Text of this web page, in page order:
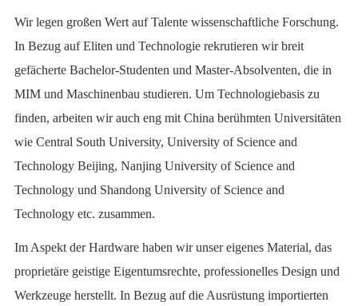
Wir legen großen Wert auf Talente wissenschaftliche Forschung.
In Bezug auf Eliten und Technologie rekrutieren wir breit
gefächerte Bachelor-Studenten und Master-Absolventen, die in
MIM und Maschinenbau studieren. Um Technologiebasis zu
finden, arbeiten wir auch eng mit China berühmten Universitäten
wie Central South University, University of Science and
Technology Beijing, Nanjing University of Science and
Technology und Shandong University of Science and
Technology etc. zusammen.
Im Aspekt der Hardware haben wir unser eigenes Material, das
proprietäre geistige Eigentumsrechte, professionelles Design und
Werkzeuge herstellt. In Bezug auf die Ausrüstung importierten